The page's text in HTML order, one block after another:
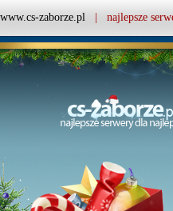
www.cs-zaborze.pl | najlepsze